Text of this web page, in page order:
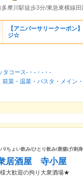
多摩川駅徒歩3分/東急東横線
【アニバーサリークーポ
ジ☆
タコース-・-・-・-
菜・温菜・パスタ・メイン
/ちょい飲み/ひとり飲み/唐揚げ/刺
居酒屋 寺小屋
大歓迎の拘り大衆酒場★